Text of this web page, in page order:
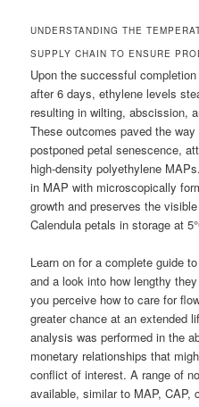
UNDERSTANDING THE
SUPPLY CHAIN TO ENSURE
Upon the successful
after 6 days, ethylene levels
resulting in wilting, abscission,
These outcomes paved the
postponed petal senescence,
high-density polyethylene
in MAP with microscopically
growth and preserves the
Calendula petals in storage at
Learn on for a complete guide
and a look into how lengthy
you perceive how to care for
greater chance at an extended
analysis was performed in the
monetary relationships that
conflict of interest. A range of
available, similar to MAP, CAP,